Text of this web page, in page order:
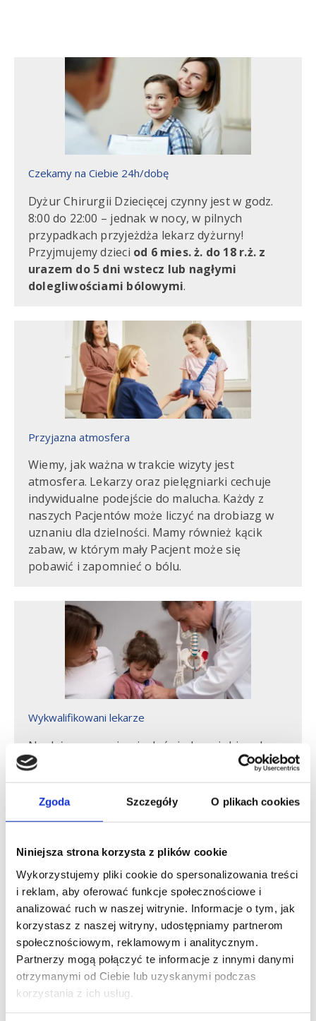
Zgoda Szczegóły O plikach cookies
Niniejsza strona korzysta z plików cookie
Wykorzystujemy pliki cookie do spersonalizowania treści
i reklam, aby oferować funkcje społecznościowe i
analizować ruch w naszej witrynie. Informacje o tym, jak
korzystasz z naszej witryny, udostępniamy partnerom
społecznościowym, reklamowym i analitycznym.
Partnerzy mogą połączyć te informacje z innymi danymi
otrzymanymi od Ciebie lub uzyskanymi podczas
korzystania z ich usług.
Czekamy na Ciebie 24h/dobę
Dyżur Chirurgii Dziecięcej czynny jest w godz.
8:00 do 22:00 – jednak w nocy, w pilnych
przypadkach przyjeżdża lekarz dyżurny!
Przyjmujemy dzieci od 6 mies. ż. do 18 r.ż. z
urazem do 5 dni wstecz lub nagłymi
dolegliwościami bólowymi.
Przyjazna atmosfera
Wiemy, jak ważna w trakcie wizyty jest
atmosfera. Lekarzy oraz pielęgniarki cechuje
indywidualne podejście do malucha. Każdy z
naszych Pacjentów może liczyć na drobiazg w
uznaniu dla dzielności. Mamy również kącik
zabaw, w którym mały Pacjent może się
pobawić i zapomnieć o bólu.
Wykwalifikowani lekarze
Na dyżurze przyjmują doświadczeni chirurdzy,
którzy od lat leczą małych Pacjentów. Są
cierpliwi, a co najważniejsze potrafią odwrócić
uwagę dziecka. W trakcie wizyty lekarz tłumaczy
zarówno dziecku, jak i opiekunom, co robi i jak
Usługi w ramach Ostrego Dyżuru
Chirurgii Dziecięcej
W zakresie usług Ostrego Dyżuru Chirurgii Dziecięcej
dostępne jest zaopatrzenie urazów:
unieruchomienie złamań (np. ortezą). W ofercie
Szpitala Carolina dostępne są także wodoodporne,